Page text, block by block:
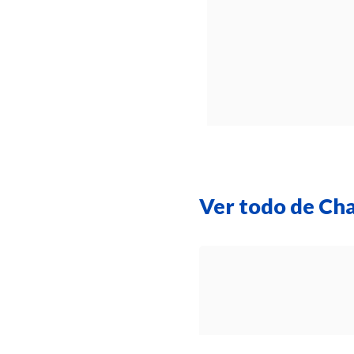
Ver todo de